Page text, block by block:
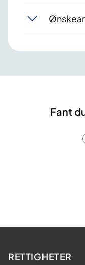
Fant
RETTIGHETER